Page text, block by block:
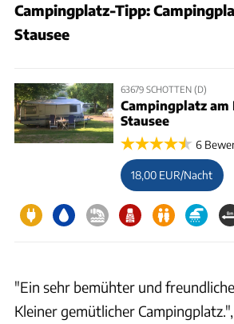
Campingplatz-Tipp:
Stausee
63679 SCHOTTEN (D)
Campingplatz am
Stausee
6
18,00 EUR/Nacht
"Ein sehr bemühter und
Kleiner gemütlicher